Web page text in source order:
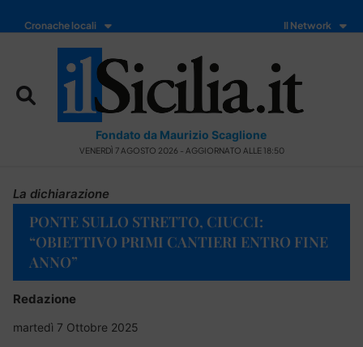
Cronache locali Il Network
Fondato da Maurizio Scaglione
VENERDÌ 7 AGOSTO 2026 - AGGIORNATO ALLE 18:50
La dichiarazione
PONTE SULLO STRETTO, CIUCCI:
“OBIETTIVO PRIMI CANTIERI ENTRO FINE
ANNO”
Redazione
martedì 7 Ottobre 2025